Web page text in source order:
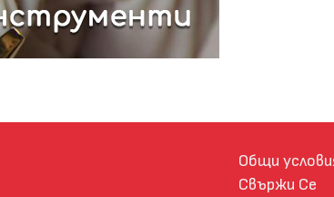
Общи
Свържи Се